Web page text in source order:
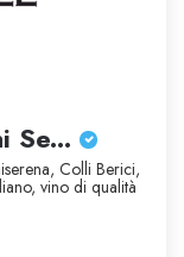
Se...
Colli Berici,
vino di qualità